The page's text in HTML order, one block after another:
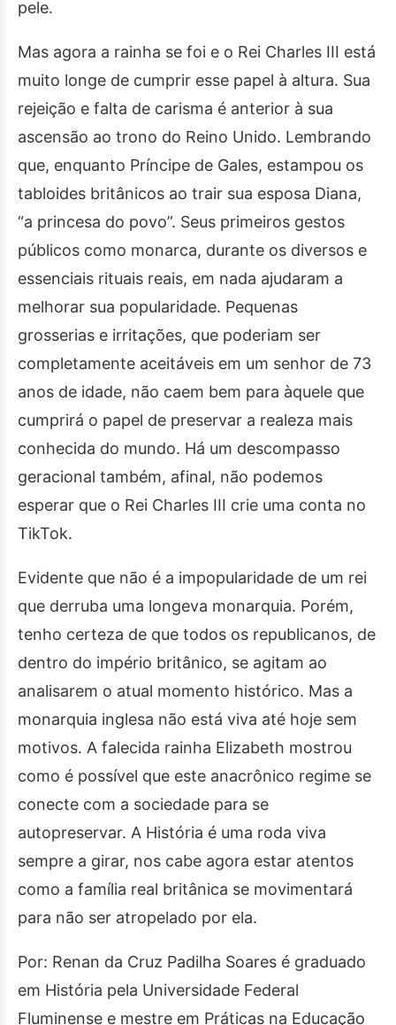
pele.
Mas agora a rainha se foi e o Rei Charles III está
muito longe de cumprir esse papel à altura. Sua
rejeição e falta de carisma é anterior à sua
ascensão ao trono do Reino Unido. Lembrando
que, enquanto Príncipe de Gales, estampou os
tabloides britânicos ao trair sua esposa Diana,
“a princesa do povo”. Seus primeiros gestos
públicos como monarca, durante os diversos e
essenciais rituais reais, em nada ajudaram a
melhorar sua popularidade. Pequenas
grosserias e irritações, que poderiam ser
completamente aceitáveis em um senhor de 73
anos de idade, não caem bem para àquele que
cumprirá o papel de preservar a realeza mais
conhecida do mundo. Há um descompasso
geracional também, afinal, não podemos
esperar que o Rei Charles III crie uma conta no
TikTok.
Evidente que não é a impopularidade de um rei
que derruba uma longeva monarquia. Porém,
tenho certeza de que todos os republicanos, de
dentro do império britânico, se agitam ao
analisarem o atual momento histórico. Mas a
monarquia inglesa não está viva até hoje sem
motivos. A falecida rainha Elizabeth mostrou
como é possível que este anacrônico regime se
conecte com a sociedade para se
autopreservar. A História é uma roda viva
sempre a girar, nos cabe agora estar atentos
como a família real britânica se movimentará
para não ser atropelado por ela.
Por: Renan da Cruz Padilha Soares é graduado
em História pela Universidade Federal
Fluminense e mestre em Práticas na Educação